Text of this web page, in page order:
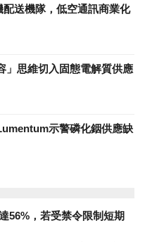
送機隊，低空通訊商業化
」思維切入固態電解質供應
示警磷化銦供應缺
56%，若受禁令限制短期